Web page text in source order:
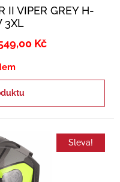
II VIPER GREY H-
3XL
Kč
Sleva!